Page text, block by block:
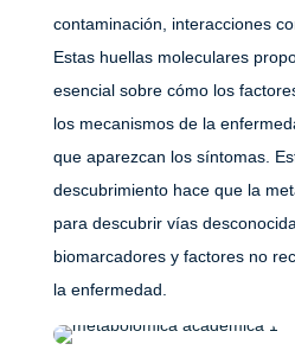
contaminación, interacciones
Estas huellas moleculares
esencial sobre cómo los
los mecanismos de la
que aparezcan los síntomas.
descubrimiento hace que la
para descubrir vías
biomarcadores y factores no
la enfermedad.